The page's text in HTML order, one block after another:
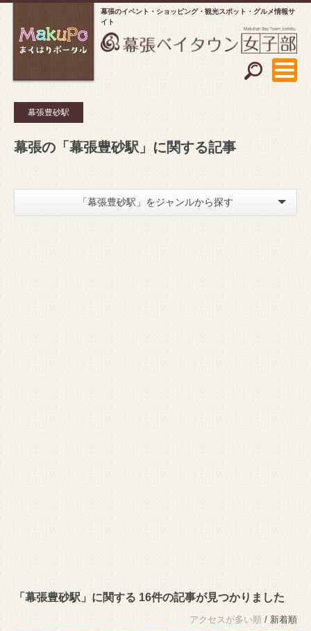
幕張のイベント・ショッピング
観光スポット・グルメ情報サ
イト
幕張豊砂駅
幕張の「幕張豊砂駅」に関する記事
「幕張豊砂駅」をジャンルから探す
「幕張豊砂駅」に関する 16件の記事が見つかりました
アクセスが多い順 / 新着順